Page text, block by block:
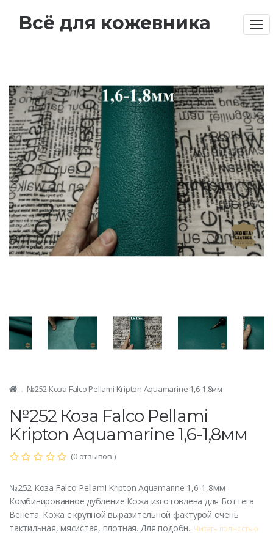
Всё для кожевника
№252 Коза Falco Pellami Kripton Aquamarine 1,6-1,8мм
№252 Коза Falco Pellami
Kripton Aquamarine 1,6-1,8мм
(0 отзывов )
№252 Коза Falco Pellami Kripton Aquamarine 1,6-1,8мм
Комбинированное дубление Кожа изготовлена для Боттега
Венета. Кожа с крупной выразительной фактурой очень
тактильная, мясистая, плотная. Для подобн.. Читать полностью